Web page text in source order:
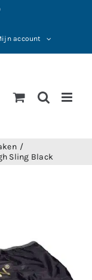
account
Sling Black